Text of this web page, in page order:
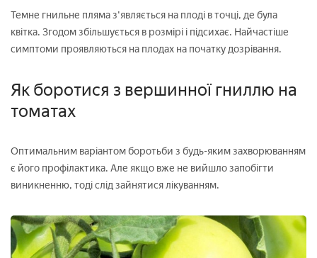
Темне гнильне пляма з'являється на плоді в точці, де була
квітка. Згодом збільшується в розмірі і підсихає. Найчастіше
симптоми проявляються на плодах на початку дозрівання.
Як боротися з вершинної гниллю на
томатах
Оптимальним варіантом боротьби з будь-яким захворюванням
є його профілактика. Але якщо вже не вийшло запобігти
виникненню, тоді слід зайнятися лікуванням.